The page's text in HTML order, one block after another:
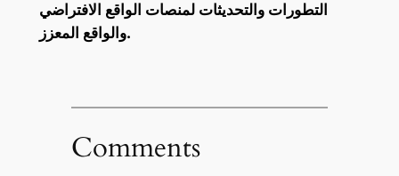
التطورات والتحديثات لمنصات الواقع الافتراضي
والواقع المعزز.
Comments